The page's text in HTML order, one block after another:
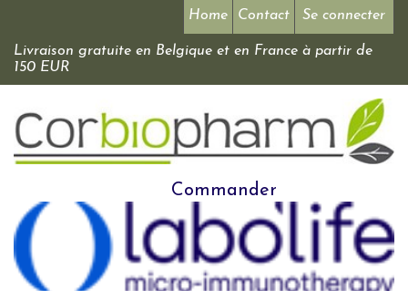
Se connecter
Home Contact
Livraison gratuite en Belgique et en France à partir de
150 EUR
Commander